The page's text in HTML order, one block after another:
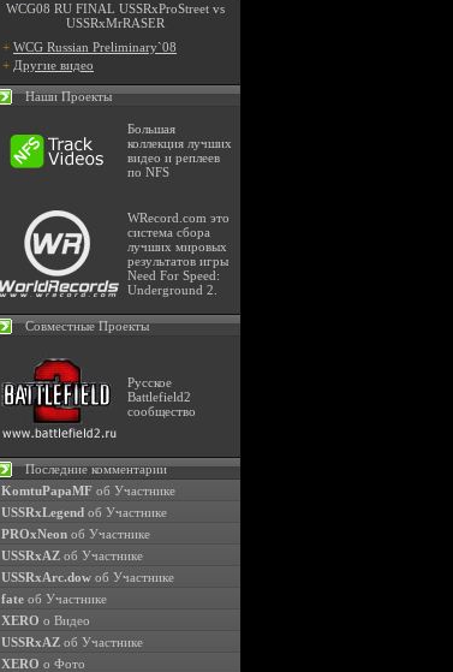
WCG08 RU FINAL USSRxProStreet vs
USSRxMrRASER
+ WCG Russian Preliminary`08
+ Другие видео
Наши Проекты
Большая
коллекция лучших
видео и реплеев
по NFS
WRecord.com это
система сбора
лучших мировых
результатов игры
Need For Speed:
Underground 2.
Совместные Проекты
Русское
Battlefield2
сообщество
Последние комментарии
KomtuPapaMF об Участнике
USSRxLegend об Участнике
PROxNeon об Участнике
USSRxAZ об Участнике
USSRxArc.dow об Участнике
fate об Участнике
XERO о Видео
USSRxAZ об Участнике
XERO о Фото